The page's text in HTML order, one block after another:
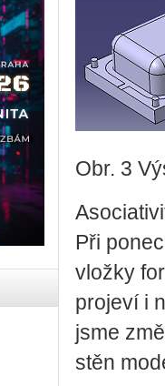
Obr. 3
Při
vložky
projeví i
jsme
stěn